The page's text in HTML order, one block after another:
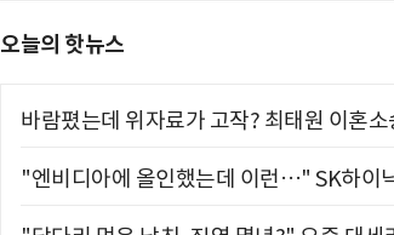
오늘의 핫뉴스
바람폈는데 위자료가 고작? 최태원 이혼
"엔비디아에 올인했는데 이런…" SK하이